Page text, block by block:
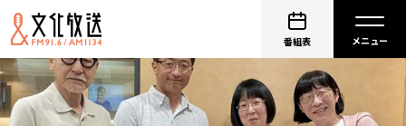
番組表